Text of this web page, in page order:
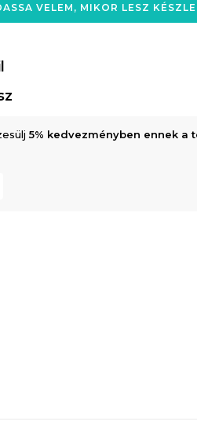
VELEM, MIKOR LESZ
5% kedvezményben ennek a